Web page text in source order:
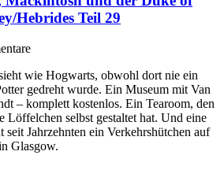
Hebrides Teil 29
wie Hogwarts, obwohl dort nie ein
gedreht wurde. Ein Museum mit Van
– komplett kostenlos. Ein Tearoom, den
Löffelchen selbst gestaltet hat. Und eine
seit Jahrzehnten ein Verkehrshütchen auf
Glasgow.